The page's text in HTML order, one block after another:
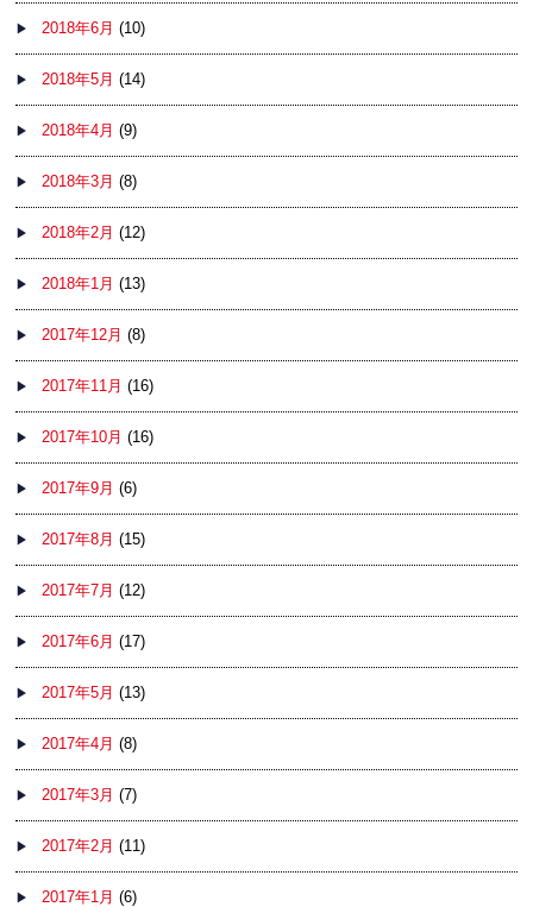
2018年6月 (10)
2018年5月 (14)
2018年4月 (9)
2018年3月 (8)
2018年2月 (12)
2018年1月 (13)
2017年12月 (8)
2017年11月 (16)
2017年10月 (16)
2017年9月 (6)
2017年8月 (15)
2017年7月 (12)
2017年6月 (17)
2017年5月 (13)
2017年4月 (8)
2017年3月 (7)
2017年2月 (11)
2017年1月 (6)